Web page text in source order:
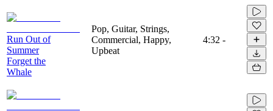
Run Out of
Summer
Forget the
Whale
Pop, Guitar, Strings,
Commercial, Happy,
Upbeat
4:32 -